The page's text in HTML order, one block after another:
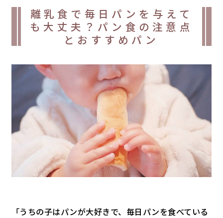
離乳食で毎日パンを与えて
も大丈夫？パン食の注意点
とおすすめパン
「うちの子はパンが大好きで、毎日パンを食べている